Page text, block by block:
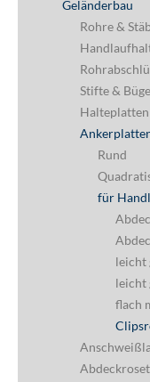
Geländerbau
Rohre &
Stifte &
Rund
für
leicht
leicht
flach